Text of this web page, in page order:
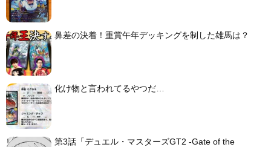
鼻差の決着！重賞午年デッキングを制した雄馬は？
化け物と言われてるやつだ…
第3話「デュエル・マスターズGT2 -Gate of the